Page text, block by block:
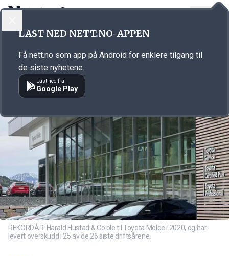
Annonsørinnhold
REKORDÅR: Harald Hustad & Co ble til Toyota Molde i 2020, og har
levert overskudd i 25 av de 26 siste driftsårene.
LAST NED NETT.NO-APPEN
Få nett.no som app på Android for enklere tilgang til
de siste nyhetene.
Last ned fra
Google Play